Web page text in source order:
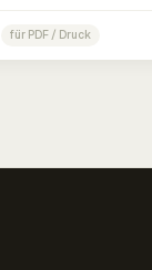
für PDF / Druck